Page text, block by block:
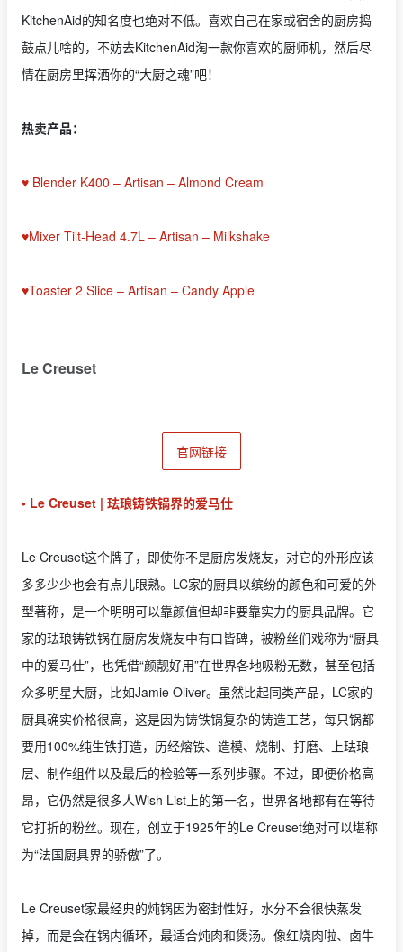
KitchenAid的知名度也绝对不低。喜欢自己在家或宿舍的厨房捣
鼓点儿啥的，不妨去KitchenAid淘一款你喜欢的厨师机，然后尽
情在厨房里挥洒你的“大厨之魂”吧！
热卖产品：
♥ Blender K400 – Artisan – Almond Cream
♥Mixer Tilt-Head 4.7L – Artisan – Milkshake
♥Toaster 2 Slice – Artisan – Candy Apple
Le Creuset
官网链接
• Le Creuset | 珐琅铸铁锅界的爱马仕
Le Creuset这个牌子，即使你不是厨房发烧友，对它的外形应该
多多少少也会有点儿眼熟。LC家的厨具以缤纷的颜色和可爱的外
型著称，是一个明明可以靠颜值但却非要靠实力的厨具品牌。它
家的珐琅铸铁锅在厨房发烧友中有口皆碑，被粉丝们戏称为“厨具
中的爱马仕”，也凭借“颜靓好用”在世界各地吸粉无数，甚至包括
众多明星大厨，比如Jamie Oliver。虽然比起同类产品，LC家的
厨具确实价格很高，这是因为铸铁锅复杂的铸造工艺，每只锅都
要用100%纯生铁打造，历经熔铁、造模、烧制、打磨、上珐琅
层、制作组件以及最后的检验等一系列步骤。不过，即便价格高
昂，它仍然是很多人Wish List上的第一名，世界各地都有在等待
它打折的粉丝。现在，创立于1925年的Le Creuset绝对可以堪称
为“法国厨具界的骄傲”了。
Le Creuset家最经典的炖锅因为密封性好，水分不会很快蒸发
掉，而是会在锅内循环，最适合炖肉和煲汤。像红烧肉啦、卤牛